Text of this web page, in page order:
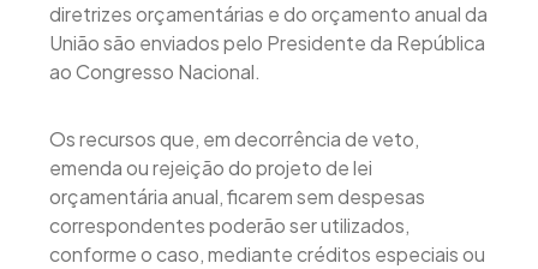
diretrizes orçamentárias e do orçamento anual da
União são enviados pelo Presidente da República
ao Congresso Nacional.
Os recursos que, em decorrência de veto,
emenda ou rejeição do projeto de lei
orçamentária anual, ficarem sem despesas
correspondentes poderão ser utilizados,
conforme o caso, mediante créditos especiais ou